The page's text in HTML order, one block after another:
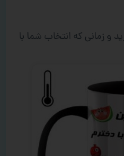
و زمانی که انتخاب شما با